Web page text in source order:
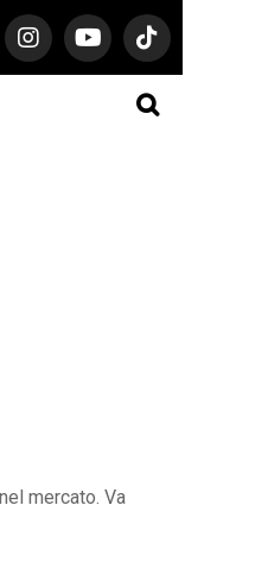
mercato. Va